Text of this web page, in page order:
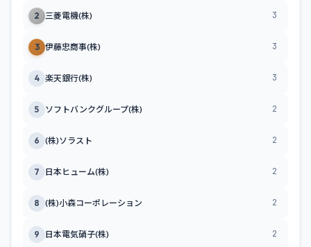
2 三菱電機(株) 3
3 伊藤忠商事(株) 3
4 楽天銀行(株) 3
5 ソフトバンクグループ(株) 2
6 (株)ソラスト 2
7 日本ヒューム(株) 2
8 (株)小森コーポレーション 2
9 日本電気硝子(株) 2